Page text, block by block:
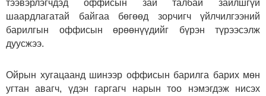
тээвэрлэгчдэд оффисын зай талбай зайлшгүй
шаардлагатай байгаа бөгөөд зорчигч үйлчилгээний
барилгын оффисын өрөөнүүдийг бүрэн түрээсэлж
дуусжээ.
Ойрын хугацаанд шинээр оффисын барилга барих мөн
угтан авагч, үдэн гаргагч нарын тоо нэмэгдэж нисэх